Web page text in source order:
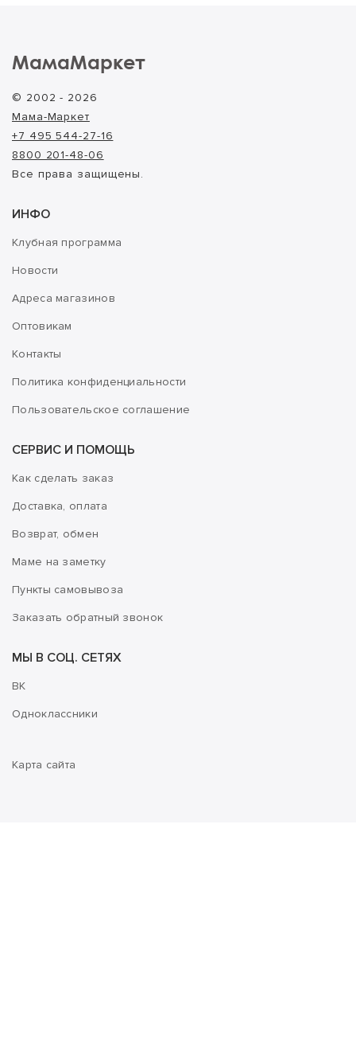
МамаМаркет
© 2002 - 2026
Мама-Маркет
+7 495 544-27-16
8800 201-48-06
Все права защищены.
ИНФО
Клубная программа
Новости
Адреса магазинов
Оптовикам
Контакты
Политика конфиденциальности
Пользовательское соглашение
СЕРВИС И ПОМОЩЬ
Как сделать заказ
Доставка, оплата
Возврат, обмен
Маме на заметку
Пункты самовывоза
Заказать обратный звонок
МЫ В СОЦ. СЕТЯХ
ВК
Одноклассники
Карта сайта